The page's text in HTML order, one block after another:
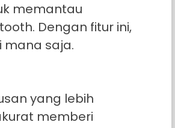
memantau
Dengan fitur ini,
saja.
yang lebih
memberi